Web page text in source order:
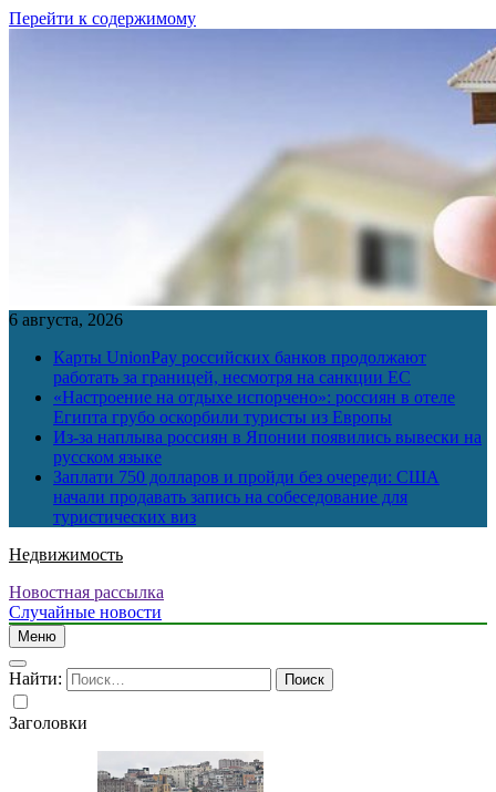
Перейти к содержимому
6 августа, 2026
Карты UnionPay российских банков продолжают
работать за границей, несмотря на санкции ЕС
«Настроение на отдыхе испорчено»: россиян в отеле
Египта грубо оскорбили туристы из Европы
Из-за наплыва россиян в Японии появились вывески на
русском языке
Заплати 750 долларов и пройди без очереди: США
начали продавать запись на собеседование для
туристических виз
Недвижимость
Новостная рассылка
Случайные новости
Меню
Найти:
Заголовки